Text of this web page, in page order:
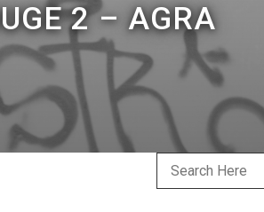
2 – AGRA